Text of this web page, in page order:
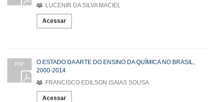
LUCENIR DA SILVA MACIEL
Acessar
PDF
O ESTADO DA ARTE DO ENSINO DA QUÍMICA NO BRASIL,
2000-2014
FRANCISCO EDILSON ISAIAS SOUSA
Acessar